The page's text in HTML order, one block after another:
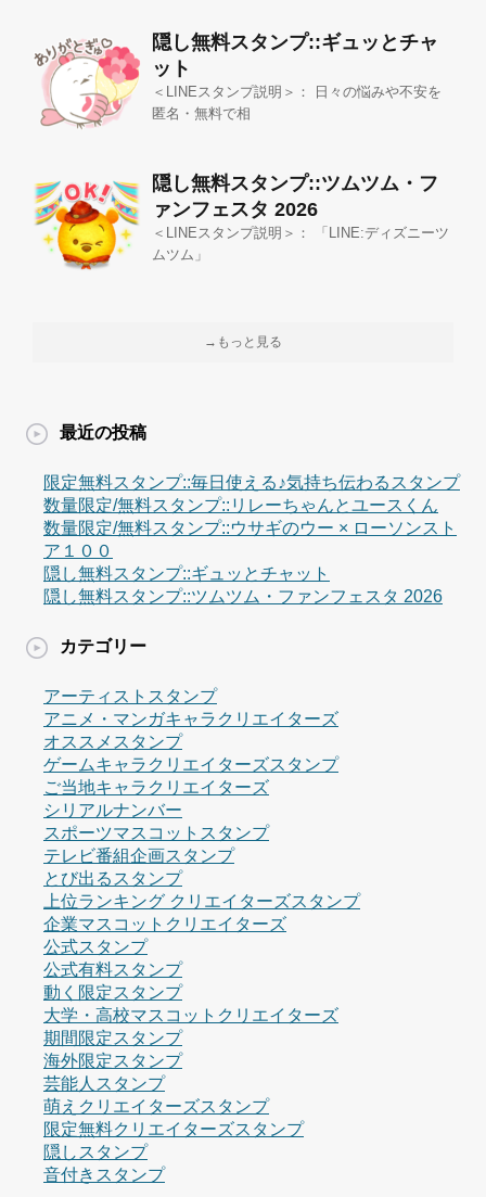
隠し無料スタンプ::ギュッとチャ
ット
＜LINEスタンプ説明＞： 日々の悩みや不安を
匿名・無料で相
隠し無料スタンプ::ツムツム・フ
ァンフェスタ 2026
＜LINEスタンプ説明＞： 「LINE:ディズニーツ
ムツム」
→もっと見る
最近の投稿
限定無料スタンプ::毎日使える♪気持ち伝わるスタンプ
数量限定/無料スタンプ::リレーちゃんとユースくん
数量限定/無料スタンプ::ウサギのウー × ローソンスト
ア１００
隠し無料スタンプ::ギュッとチャット
隠し無料スタンプ::ツムツム・ファンフェスタ 2026
カテゴリー
アーティストスタンプ
アニメ・マンガキャラクリエイターズ
オススメスタンプ
ゲームキャラクリエイターズスタンプ
ご当地キャラクリエイターズ
シリアルナンバー
スポーツマスコットスタンプ
テレビ番組企画スタンプ
とび出るスタンプ
上位ランキング クリエイターズスタンプ
企業マスコットクリエイターズ
公式スタンプ
公式有料スタンプ
動く限定スタンプ
大学・高校マスコットクリエイターズ
期間限定スタンプ
海外限定スタンプ
芸能人スタンプ
萌えクリエイターズスタンプ
限定無料クリエイターズスタンプ
隠しスタンプ
音付きスタンプ